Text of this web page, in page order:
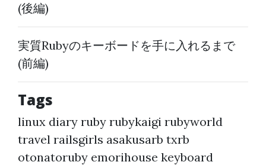
(後編)
実質Rubyのキーボードを手に入れるまで
(前編)
Tags
linux diary ruby rubykaigi rubyworld
travel railsgirls asakusarb txrb
otonatoruby emorihouse keyboard